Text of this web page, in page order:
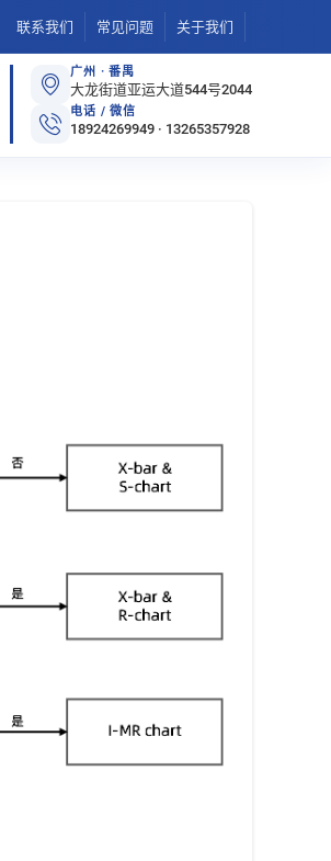
联系我们 常见问题 关于我们
广州 · 番禺
大龙街道亚运大道544号2044
电话 / 微信
18924269949 · 13265357928